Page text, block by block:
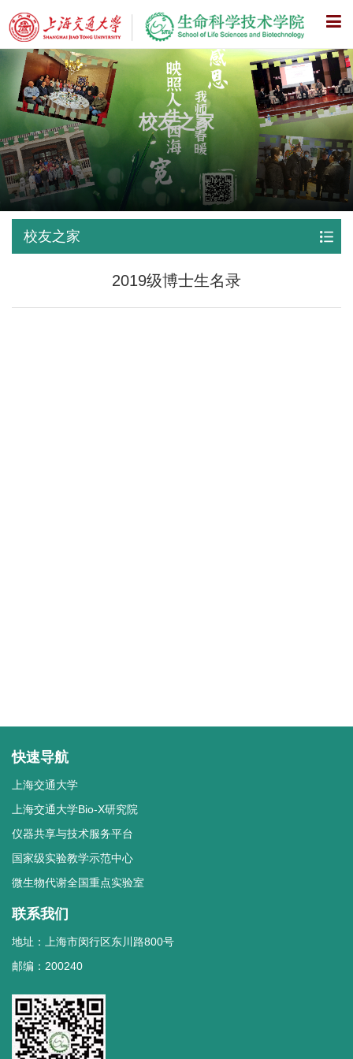
X
校友之家
校友之家
2019级博士生名录
快速导航
上海交通大学
上海交通大学Bio-X研究院
仪器共享与技术服务平台
国家级实验教学示范中心
微生物代谢全国重点实验室
联系我们
地址：上海市闵行区东川路800号
邮编：200240